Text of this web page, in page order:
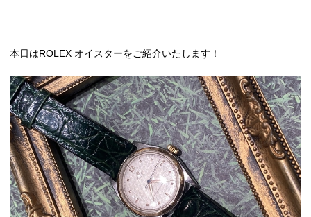
本日はROLEX オイスターをご紹介いたします！